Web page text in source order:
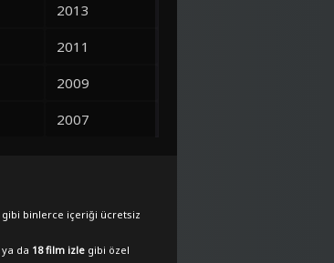
2013
2011
2009
2007
gibi binlerce içeriği ücretsiz
ya da 18 film izle gibi özel